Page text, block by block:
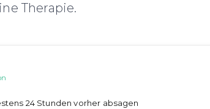
Therapie.
24 Stunden vorher absagen